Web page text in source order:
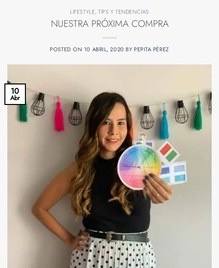
LIFESTYLE,TIPS Y TENDENCIAS
NUESTRA PRÓXIMA COMPRA
POSTED ON 10 ABRIL, 2020 BY PEPITA PÉREZ
10
Abr